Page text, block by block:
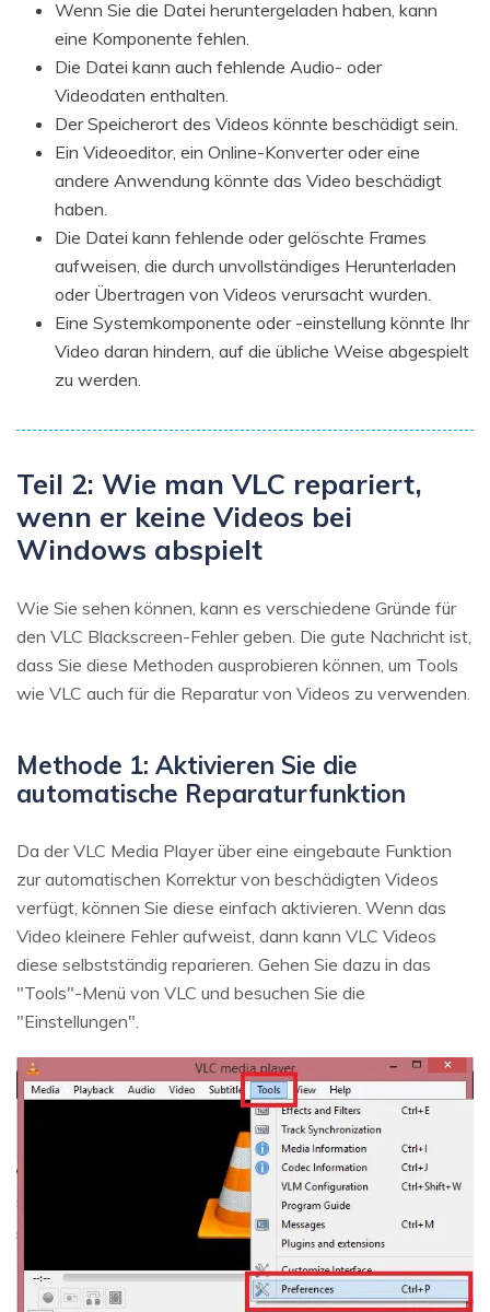
Wenn Sie die Datei heruntergeladen haben, kann
eine Komponente fehlen.
Die Datei kann auch fehlende Audio- oder
Videodaten enthalten.
Der Speicherort des Videos könnte beschädigt sein.
Ein Videoeditor, ein Online-Konverter oder eine
andere Anwendung könnte das Video beschädigt
haben.
Die Datei kann fehlende oder gelöschte Frames
aufweisen, die durch unvollständiges Herunterladen
oder Übertragen von Videos verursacht wurden.
Eine Systemkomponente oder -einstellung könnte Ihr
Video daran hindern, auf die übliche Weise abgespielt
zu werden.
Teil 2: Wie man VLC repariert,
wenn er keine Videos bei
Windows abspielt
Wie Sie sehen können, kann es verschiedene Gründe für
den VLC Blackscreen-Fehler geben. Die gute Nachricht ist,
dass Sie diese Methoden ausprobieren können, um Tools
wie VLC auch für die Reparatur von Videos zu verwenden.
Methode 1: Aktivieren Sie die
automatische Reparaturfunktion
Da der VLC Media Player über eine eingebaute Funktion
zur automatischen Korrektur von beschädigten Videos
verfügt, können Sie diese einfach aktivieren. Wenn das
Video kleinere Fehler aufweist, dann kann VLC Videos
diese selbstständig reparieren. Gehen Sie dazu in das
"Tools"-Menü von VLC und besuchen Sie die
"Einstellungen".